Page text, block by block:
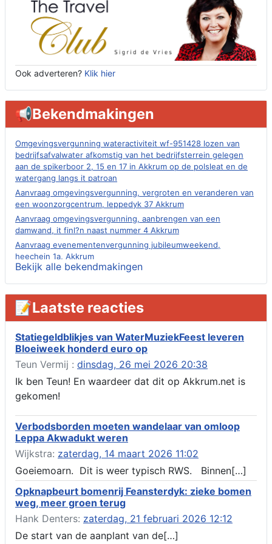
Ook adverteren? Klik hier
📢Bekendmakingen
Omgevingsvergunning wateractiviteit wf-951428 lozen van
bedrijfsafvalwater afkomstig van het bedrijfsterrein gelegen
aan de spikerboor 2, 15 en 17 in Akkrum op de polsleat en de
watergang langs it patroan
Aanvraag omgevingsvergunning, vergroten en veranderen van
een woonzorgcentrum, leppedyk 37 Akkrum
Aanvraag omgevingsvergunning, aanbrengen van een
damwand, it finl?n naast nummer 4 Akkrum
Aanvraag evenementenvergunning jubileumweekend,
heechein 1a, Akkrum
Verlening omgevingsvergunning, tijdelijk gebruik openbare
ruimte 02-10 t/m 02-11-2026, sitadel voor nr 6 te Akkrum
Aanvraag omgevingsvergunning, tijdelijk gebruik openbare
ruimte 02-10 t/m 02-11-2026, sitadel voor nr 6 te Akkrum
Verlenging beslistermijn aanvraag omgevingsvergunning,
heechein 28, 8491 em Akkrum
Aanvraag omgevingsvergunning, veranderen van een woning
(voordeur en dakkapel), boarnsterdyk 75 Akkrum
Aanvraag omgevingsvergunning wateractiviteit wf-1012586
aanbrengen van asfalt t.b.v. onderhoud fietspad t.h.v
boarnsterdyk, Akkrum
Locatiestudie Akkrum
Verlening ontheffing geluid, boarnsw?l Akkrum
Kennisgeving vergunningaanvraag voor het -bouwwerken,
werken en objecten in of bij een oppervlaktewaterlichaam, niet
zijnde de noordzee, of waterkering in beheer bij het rijk te
Akkrum
Verlening omgevingsvergunning, veranderen van twee
bruggen (renovatie), ljouwerterdyk nabij nummer 6 Akkrum
Verlening ontheffing geluid, heechein Akkrum
Melding milieubelastende activiteit aanleggen gesloten
Bekijk alle bekendmakingen
📝Laatste reacties
Statiegeldblikjes van WaterMuziekFeest leveren
Bloeiweek honderd euro op
Teun Vermij : dinsdag, 26 mei 2026 20:38
Ik ben Teun! En waardeer dat dit op Akkrum.net is
gekomen!
Verbodsborden moeten wandelaar van omloop
Leppa Akwadukt weren
Wijkstra: zaterdag, 14 maart 2026 11:02
Goeiemoarn. Dit is weer typisch RWS. Binnen[…]
Opknapbeurt bomenrij Feansterdyk: zieke bomen
weg, meer groen terug
Hank Denters: zaterdag, 21 februari 2026 12:12
De start van de aanplant van de[…]